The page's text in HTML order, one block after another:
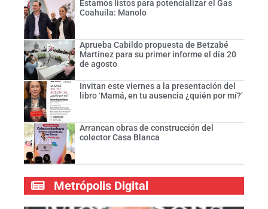
Estamos listos para potencializar el Gas
Coahuila: Manolo
Aprueba Cabildo propuesta de Betzabé
Martínez para su primer informe el día 20
de agosto
Invitan este viernes a la presentación del
libro ‘Mamá, en tu ausencia ¿quién por mí?’
Arrancan obras de construcción del
colector Casa Blanca
Metrópolis Digital